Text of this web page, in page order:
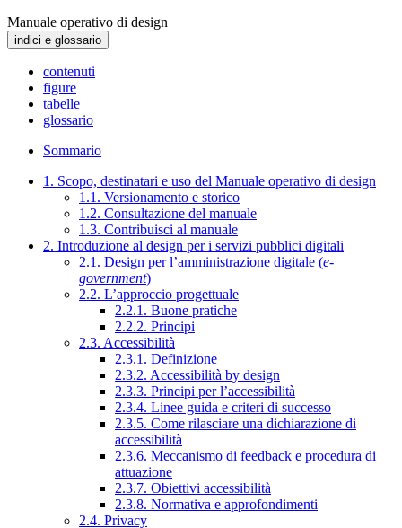
Manuale operativo di design
indici e glossario
contenuti
figure
tabelle
glossario
Sommario
1. Scopo, destinatari e uso del Manuale operativo di design
1.1. Versionamento e storico
1.2. Consultazione del manuale
1.3. Contribuisci al manuale
2. Introduzione al design per i servizi pubblici digitali
2.1. Design per l’amministrazione digitale (e-
government)
2.2. L’approccio progettuale
2.2.1. Buone pratiche
2.2.2. Principi
2.3. Accessibilità
2.3.1. Definizione
2.3.2. Accessibilità by design
2.3.3. Principi per l’accessibilità
2.3.4. Linee guida e criteri di successo
2.3.5. Come rilasciare una dichiarazione di
accessibilità
2.3.6. Meccanismo di feedback e procedura di
attuazione
2.3.7. Obiettivi accessibilità
2.3.8. Normativa e approfondimenti
2.4. Privacy